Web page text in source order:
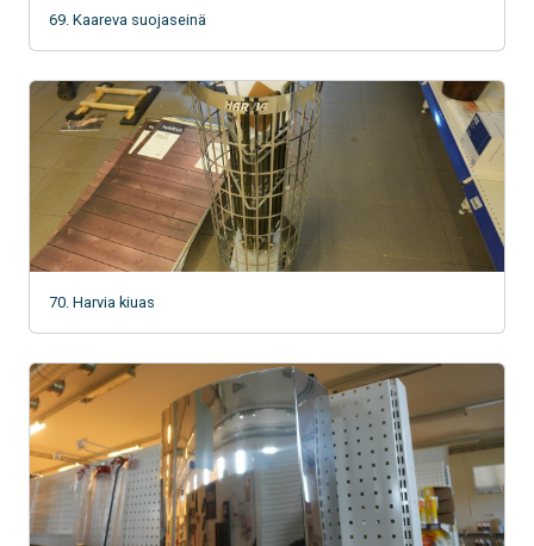
69. Kaareva suojaseinä
70. Harvia kiuas